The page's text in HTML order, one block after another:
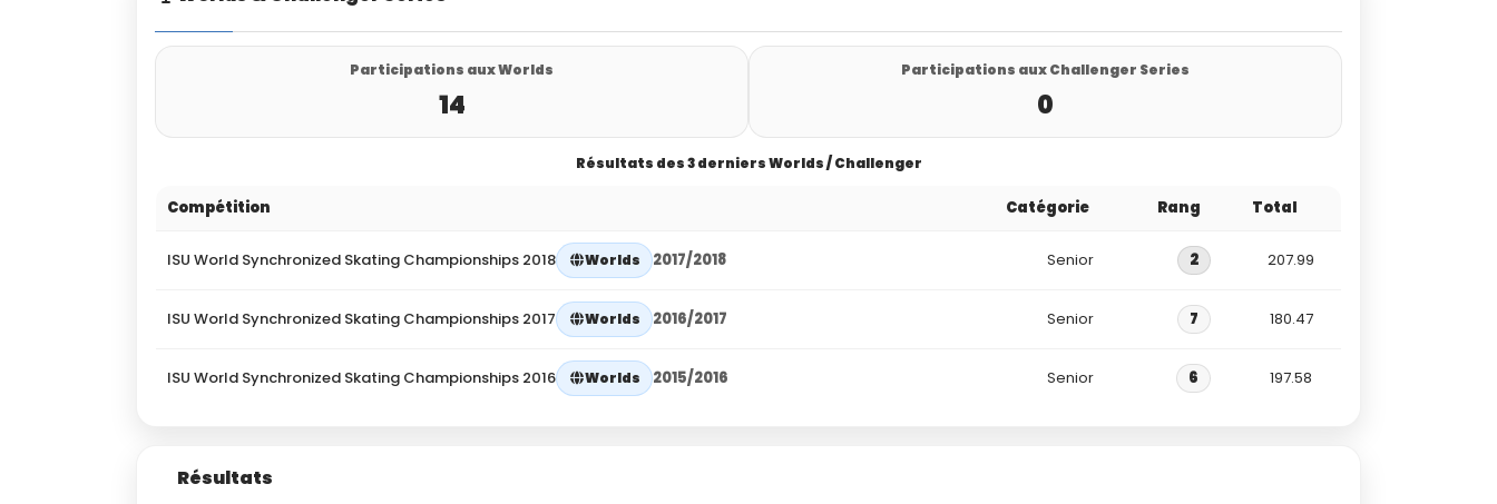
Participations aux Worlds
14
Participations aux Challenger Series
0
Résultats des 3 derniers Worlds / Challenger
Compétition Catégorie Rang Total
ISU World Synchronized Skating Championships 2018 Worlds 2017/2018 Senior 2 207.99
ISU World Synchronized Skating Championships 2017 Worlds 2016/2017 Senior 7 180.47
ISU World Synchronized Skating Championships 2016 Worlds 2015/2016 Senior 6 197.58
Résultats